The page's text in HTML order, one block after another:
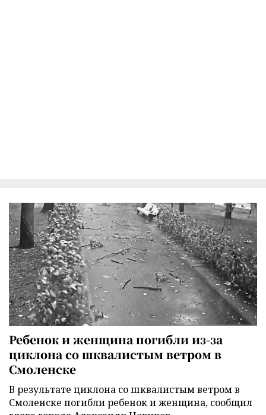
Ребенок и женщина погибли из-за
циклона со шквалистым ветром в
Смоленске
В результате циклона со шквалистым ветром в
Смоленске погибли ребенок и женщина, сообщил